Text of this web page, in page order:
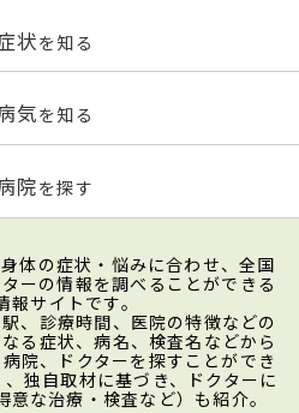
状を知る
気を知る
院を探す
体の症状・悩みに合わせ、全国
ーの情報を調べることができる
報サイトです。
、診療時間、医院の特徴などの
る症状、病名、検査名などから
院、ドクターを探すことができ
独自取材に基づき、ドクターに
な治療・検査など）も紹介。